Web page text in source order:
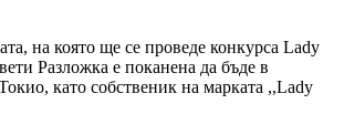
на която ще се проведе конкурса Lady
Разложка е поканена да бъде в
като собственик на марката ,,Lady